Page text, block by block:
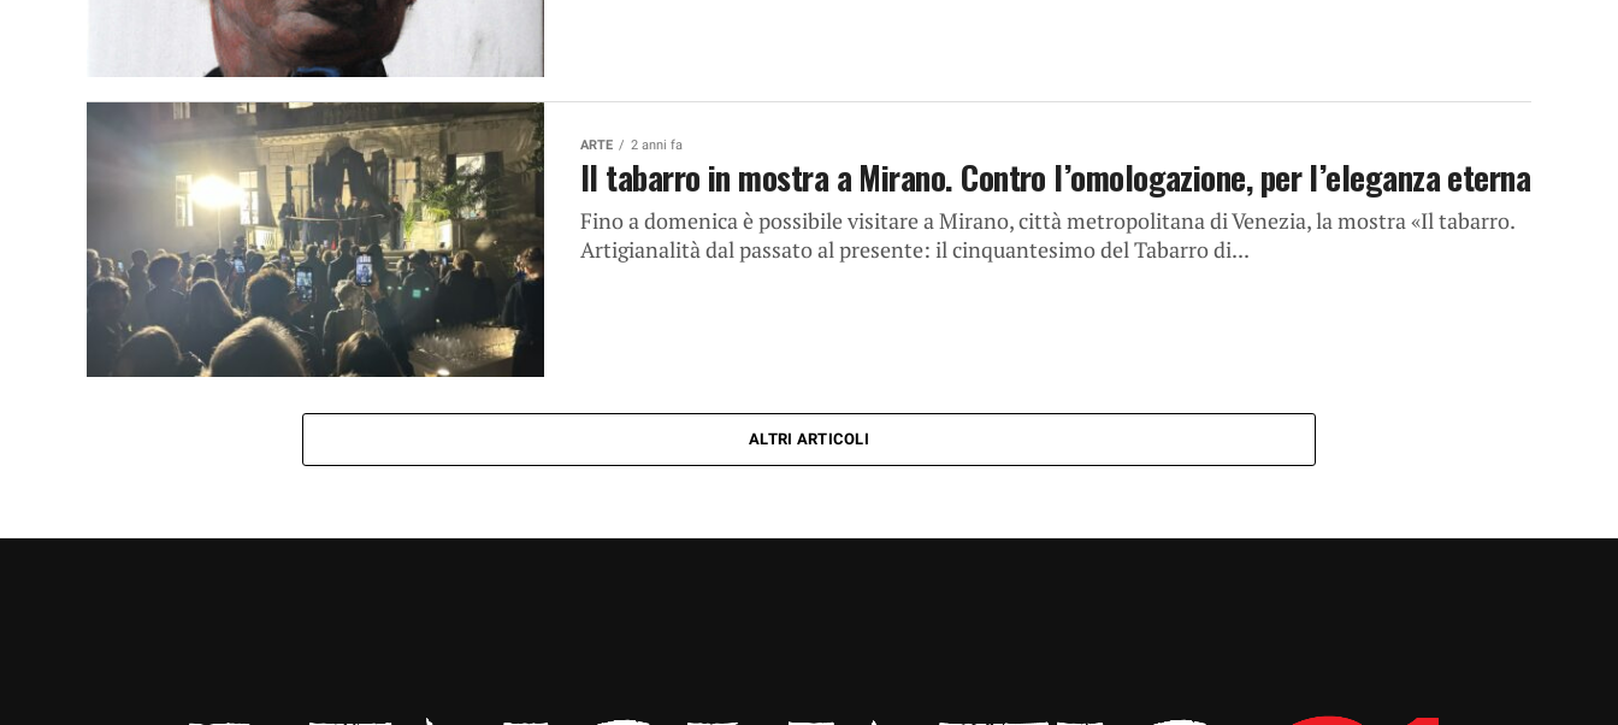
ARTE 2 anni fa
Il tabarro in mostra a Mirano. Contro l’omologazione, per l’eleganza eterna
Fino a domenica è possibile visitare a Mirano, città metropolitana di Venezia, la mostra «Il tabarro.
Artigianalità dal passato al presente: il cinquantesimo del Tabarro di...
ALTRI ARTICOLI